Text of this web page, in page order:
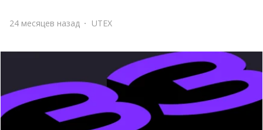
24 месяцев назад UTEX